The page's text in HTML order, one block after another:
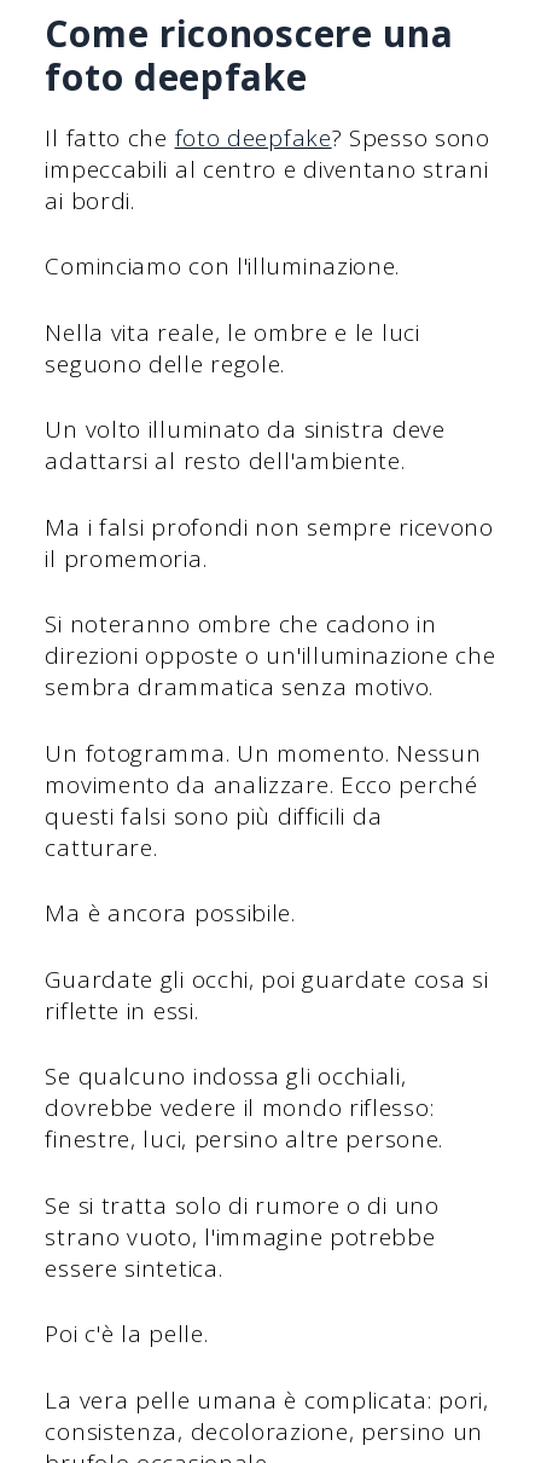
Come riconoscere una
foto deepfake
Il fatto che foto deepfake? Spesso sono
impeccabili al centro e diventano strani
ai bordi.
Cominciamo con l'illuminazione.
Nella vita reale, le ombre e le luci
seguono delle regole.
Un volto illuminato da sinistra deve
adattarsi al resto dell'ambiente.
Ma i falsi profondi non sempre ricevono
il promemoria.
Si noteranno ombre che cadono in
direzioni opposte o un'illuminazione che
sembra drammatica senza motivo.
Un fotogramma. Un momento. Nessun
movimento da analizzare. Ecco perché
questi falsi sono più difficili da
catturare.
Ma è ancora possibile.
Guardate gli occhi, poi guardate cosa si
riflette in essi.
Se qualcuno indossa gli occhiali,
dovrebbe vedere il mondo riflesso:
finestre, luci, persino altre persone.
Se si tratta solo di rumore o di uno
strano vuoto, l'immagine potrebbe
essere sintetica.
Poi c'è la pelle.
La vera pelle umana è complicata: pori,
consistenza, decolorazione, persino un